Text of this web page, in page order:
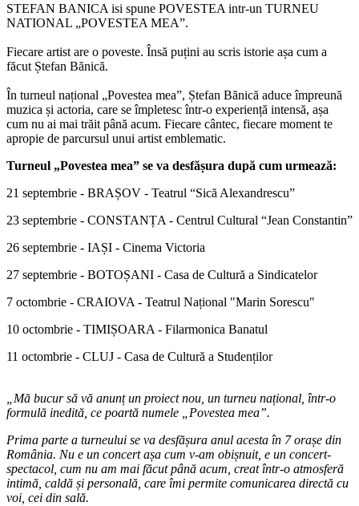
STEFAN BANICA isi spune POVESTEA intr-un TURNEU
NATIONAL „POVESTEA MEA”.
Fiecare artist are o poveste. Însă puțini au scris istorie așa cum a
făcut Ștefan Bănică.
În turneul național „Povestea mea”, Ștefan Bănică aduce împreună
muzica și actoria, care se împletesc într-o experiență intensă, așa
cum nu ai mai trăit până acum. Fiecare cântec, fiecare moment te
apropie de parcursul unui artist emblematic.
Turneul „Povestea mea” se va desfășura după cum urmează:
21 septembrie - BRAȘOV - Teatrul “Sică Alexandrescu”
23 septembrie - CONSTANȚA - Centrul Cultural “Jean Constantin”
26 septembrie - IAȘI - Cinema Victoria
27 septembrie - BOTOȘANI - Casa de Cultură a Sindicatelor
7 octombrie - CRAIOVA - Teatrul Național "Marin Sorescu"
10 octombrie - TIMIȘOARA - Filarmonica Banatul
11 octombrie - CLUJ - Casa de Cultură a Studenților
„Mă bucur să vă anunț un proiect nou, un turneu național, într-o
formulă inedită, ce poartă numele „Povestea mea”.
Prima parte a turneului se va desfășura anul acesta în 7 orașe din
România. Nu e un concert așa cum v-am obișnuit, e un concert-
spectacol, cum nu am mai făcut până acum, creat într-o atmosferă
intimă, caldă și personală, care îmi permite comunicarea directă cu
voi, cei din sală.